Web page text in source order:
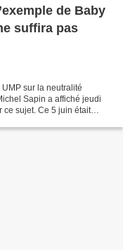
de Baby
suffira pas
sur la neutralité
Sapin a affiché jeudi
ce sujet. Ce 5 juin était